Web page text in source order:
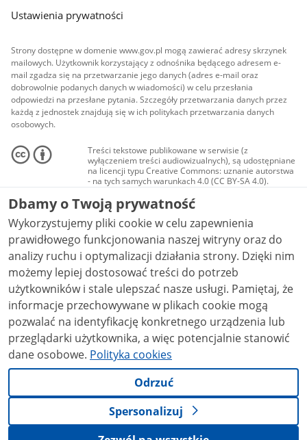
Ustawienia prywatności
Strony dostępne w domenie www.gov.pl mogą zawierać adresy skrzynek
mailowych. Użytkownik korzystający z odnośnika będącego adresem e-
mail zgadza się na przetwarzanie jego danych (adres e-mail oraz
dobrowolnie podanych danych w wiadomości) w celu przesłania
odpowiedzi na przesłane pytania. Szczegóły przetwarzania danych przez
każdą z jednostek znajdują się w ich politykach przetwarzania danych
osobowych.
Treści tekstowe publikowane w serwisie (z
wyłączeniem treści audiowizualnych), są udostępniane
na licencji typu Creative Commons: uznanie autorstwa
- na tych samych warunkach 4.0 (CC BY-SA 4.0).
Materiały audiowizualne, w tym zdjęcia, materiały
audio i wideo, są udostępniane na licencji typu
Creative Commons: uznanie autorstwa użycie
niekomercyjne - bez utworów zależnych 4.0 (CC BY-
NC-ND 4.0), o ile nie jest to stwierdzone inaczej.
Dbamy o Twoją prywatność
Wykorzystujemy pliki cookie w celu zapewnienia
prawidłowego funkcjonowania naszej witryny oraz do
analizy ruchu i optymalizacji działania strony. Dzięki nim
możemy lepiej dostosować treści do potrzeb
użytkowników i stale ulepszać nasze usługi. Pamiętaj, że
informacje przechowywane w plikach cookie mogą
pozwalać na identyfikację konkretnego urządzenia lub
przeglądarki użytkownika, a więc potencjalnie stanowić
dane osobowe. Polityka cookies
Odrzuć
Spersonalizuj